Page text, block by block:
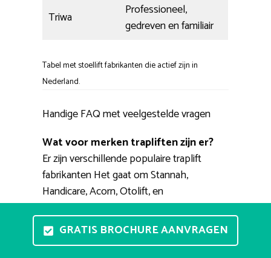
Triwa
Professioneel,
gedreven en familiair
Tabel met stoellift fabrikanten die actief zijn in
Nederland.
Handige FAQ met veelgestelde vragen
Wat voor merken trapliften zijn er?
Er zijn verschillende populaire traplift
fabrikanten Het gaat om Stannah,
Handicare, Acorn, Otolift, en
ThyssenKrupp. Verder zijn er iets minder
bekende merken als Extrema, Heymer,
Triwa, Minivator, Platinum. Populaire
GRATIS BROCHURE AANVRAGEN